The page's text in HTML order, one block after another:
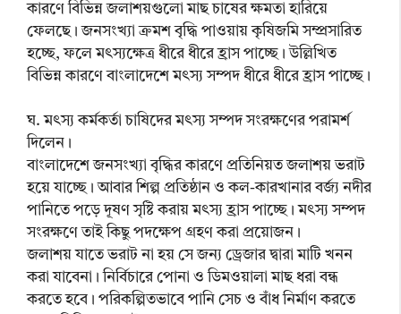
কারণে বিভিন্ন জলাশয়গুলো মাছ চাষের ক্ষমতা হারিয়ে
ফেলছে। জনসংখ্যা ক্রমশ বৃদ্ধি পাওয়ায় কৃষিজমি সম্প্রসারিত
হচ্ছে, ফলে মৎস্যক্ষেত্র ধীরে ধীরে হ্রাস পাচ্ছে। উল্লিখিত
বিভিন্ন কারণে বাংলাদেশে মৎস্য সম্পদ ধীরে ধীরে হ্রাস পাচ্ছে।
ঘ. মৎস্য কর্মকর্তা চাষিদের মৎস্য সম্পদ সংরক্ষণের পরামর্শ
দিলেন।
বাংলাদেশে জনসংখ্যা বৃদ্ধির কারণে প্রতিনিয়ত জলাশয় ভরাট
হয়ে যাচ্ছে। আবার শিল্প প্রতিষ্ঠান ও কল-কারখানার বর্জ্য নদীর
পানিতে পড়ে দূষণ সৃষ্টি করায় মৎস্য হ্রাস পাচ্ছে। মৎস্য সম্পদ
সংরক্ষণে তাই কিছু পদক্ষেপ গ্রহণ করা প্রয়োজন।
জলাশয় যাতে ভরাট না হয় সে জন্য ড্রেজার দ্বারা মাটি খনন
করা যাবেনা। নির্বিচারে পোনা ও ডিমওয়ালা মাছ ধরা বন্ধ
করতে হবে। পরিকল্পিতভাবে পানি সেচ ও বাঁধ নির্মাণ করতে